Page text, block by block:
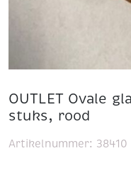
OUTLET Ovale
stuks, rood
Artikelnummer: 38410